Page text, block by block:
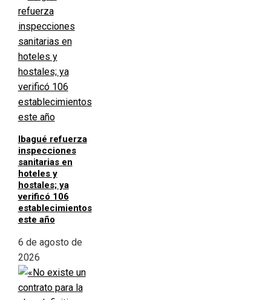
Ibagué refuerza
inspecciones
sanitarias en
hoteles y
hostales; ya
verificó 106
establecimientos
este año
6 de agosto de
2026